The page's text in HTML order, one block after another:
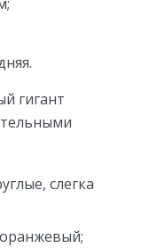
гигант
слегка